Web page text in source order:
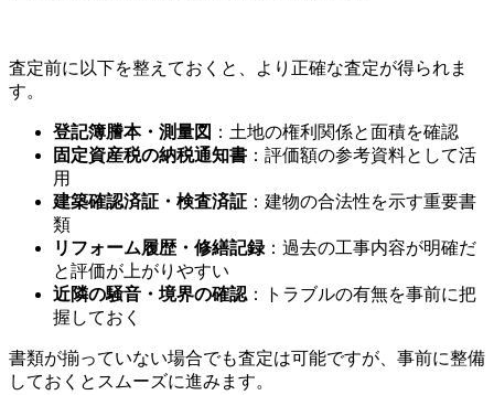
査定前に以下を整えておくと、より正確な査定が得られま
す。
登記簿謄本・測量図 ：土地の権利関係と面積を確認
固定資産税の納税通知書 ：評価額の参考資料として活
用
建築確認済証・検査済証 ：建物の合法性を示す重要書
類
リフォーム履歴・修繕記録：過去の工事内容が明確だ
と評価が上がりやすい
近隣の騒音・境界の確認 ：トラブルの有無を事前に把
握しておく
書類が揃っていない場合でも査定は可能ですが、事前に整備
しておくとスムーズに進みます。